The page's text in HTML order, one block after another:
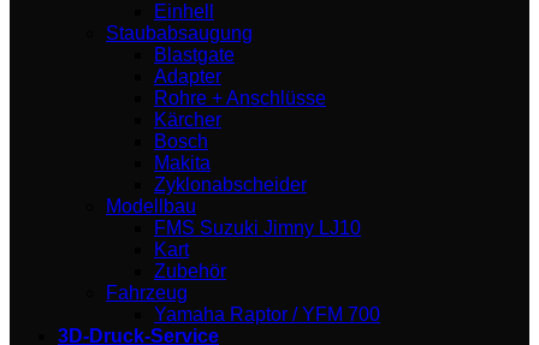
Einhell
Staubabsaugung
Blastgate
Adapter
Rohre + Anschlüsse
Kärcher
Bosch
Makita
Zyklonabscheider
Modellbau
FMS Suzuki Jimny LJ10
Kart
Zubehör
Fahrzeug
Yamaha Raptor / YFM 700
3D-Druck-Service